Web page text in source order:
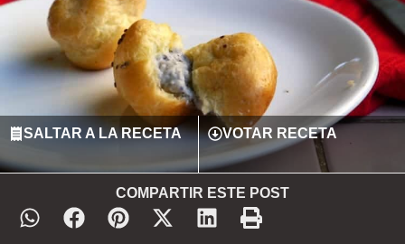
SALTAR A LA RECETA VOTAR RECETA
COMPARTIR ESTE POST